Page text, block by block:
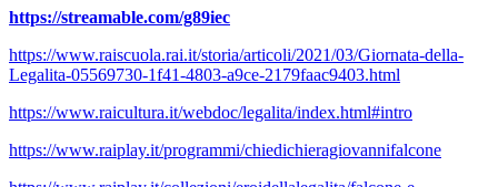
https://streamable.com/g89iec
https://www.raiscuola.rai.it/storia/articoli/2021/03/Giornata-della-
Legalita-05569730-1f41-4803-a9ce-2179faac9403.html
https://www.raicultura.it/webdoc/legalita/index.html#intro
https://www.raiplay.it/programmi/chiedichieragiovannifalcone